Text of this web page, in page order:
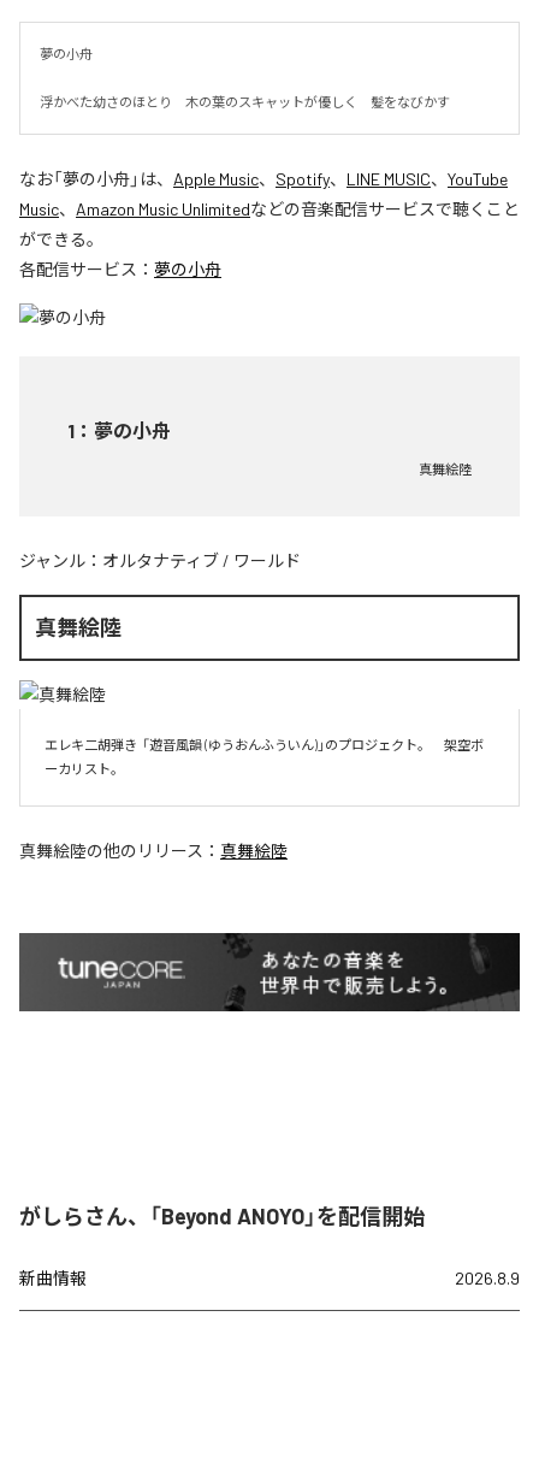
夢の小舟
浮かべた幼さのほとり　木の葉のスキャットが優しく　髪をなびかす
なお「夢の小舟」は、 Apple Music、 Spotify、 LINE MUSIC、 YouTube
Music、 Amazon Music Unlimitedなどの音楽配信サービスで聴くこと
ができる。
各配信サービス： 夢の小舟
1 ： 夢の小舟
真舞絵陸
ジャンル： オルタナティブ / ワールド
真舞絵陸
エレキ二胡弾き  「遊音風韻 (ゆうおんふういん)」のプロジェクト。　架空ボ
ーカリスト。
真舞絵陸の他のリリース： 真舞絵陸
がしらさん、「Beyond ANOYO」を配信開始
新曲情報 2026.8.9